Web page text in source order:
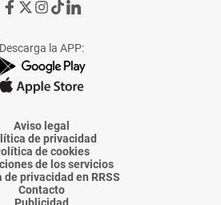
Ir
de
La
Voz
Almería
Ir
de
La
Voz
Almería
Ir
de
La
Voz
Almería
Ir
de
La
Voz
Almería
Ir
de
La
Voz
Descarga la APP:
Aviso legal
de privacidad
de cookies
de los servicios
de privacidad en RRSS
Contacto